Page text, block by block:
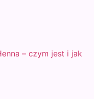
– czym jest i jak